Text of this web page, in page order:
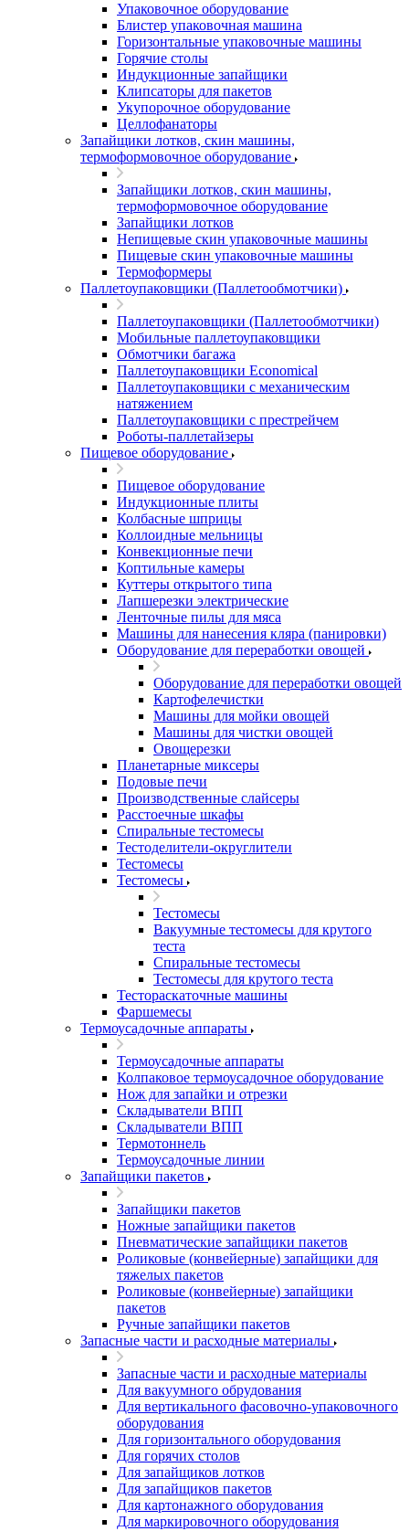
Упаковочное оборудование
Блистер упаковочная машина
Горизонтальные упаковочные машины
Горячие столы
Индукционные запайщики
Клипсаторы для пакетов
Укупорочное оборудование
Целлофанаторы
Запайщики лотков, скин машины,
термоформовочное оборудование
Запайщики лотков, скин машины,
термоформовочное оборудование
Запайщики лотков
Непищевые скин упаковочные машины
Пищевые скин упаковочные машины
Термоформеры
Паллетоупаковщики (Паллетообмотчики)
Паллетоупаковщики (Паллетообмотчики)
Мобильные паллетоупаковщики
Обмотчики багажа
Паллетоупаковщики Economical
Паллетоупаковщики с механическим
натяжением
Паллетоупаковщики с престрейчем
Роботы-паллетайзеры
Пищевое оборудование
Пищевое оборудование
Индукционные плиты
Колбасные шприцы
Коллоидные мельницы
Конвекционные печи
Коптильные камеры
Куттеры открытого типа
Лапшерезки электрические
Ленточные пилы для мяса
Машины для нанесения кляра (панировки)
Оборудование для переработки овощей
Оборудование для переработки овощей
Картофелечистки
Машины для мойки овощей
Машины для чистки овощей
Овощерезки
Планетарные миксеры
Подовые печи
Производственные слайсеры
Расстоечные шкафы
Спиральные тестомесы
Тестоделители-округлители
Тестомесы
Тестомесы
Тестомесы
Вакуумные тестомесы для крутого
теста
Спиральные тестомесы
Тестомесы для крутого теста
Тестораскаточные машины
Фаршемесы
Термоусадочные аппараты
Термоусадочные аппараты
Колпаковое термоусадочное оборудование
Нож для запайки и отрезки
Складыватели ВПП
Складыватели ВПП
Термотоннель
Термоусадочные линии
Запайщики пакетов
Запайщики пакетов
Ножные запайщики пакетов
Пневматические запайщики пакетов
Роликовые (конвейерные) запайщики для
тяжелых пакетов
Роликовые (конвейерные) запайщики
пакетов
Ручные запайщики пакетов
Запасные части и расходные материалы
Запасные части и расходные материалы
Для вакуумного обрудования
Для вертикального фасовочно-упаковочного
оборудования
Для горизонтального оборудования
Для горячих столов
Для запайщиков лотков
Для запайщиков пакетов
Для картонажного оборудования
Для маркировочного оборудования